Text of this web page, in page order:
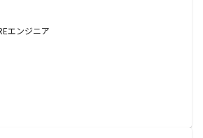
エンジニア